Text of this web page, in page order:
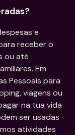
e
receber o
ou até
Em
Pessoais para
viagens ou
na tua vida
ser usadas
atividades